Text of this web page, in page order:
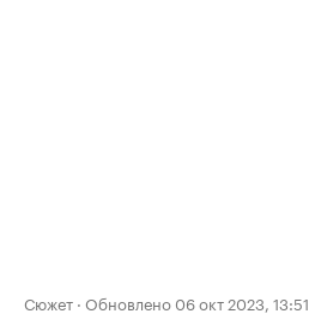
Сюжет · Обновлено 06 окт 2023, 13:51